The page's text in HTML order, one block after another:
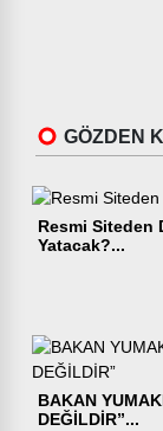
GÖZDEN
Resmi Siteden
Yatacak?...
BAKAN
DEĞİLDİR”...